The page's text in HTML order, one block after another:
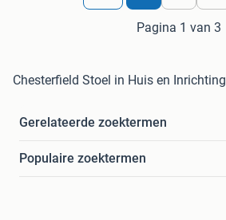
Pagina 1 van 3
Chesterfield Stoel in Huis en Inrichting
Gerelateerde zoektermen
Populaire zoektermen